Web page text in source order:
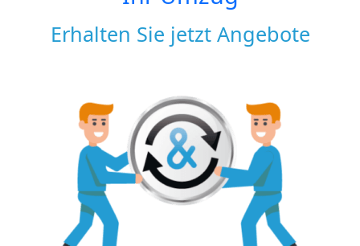
Erhalten Sie jetzt Angebote